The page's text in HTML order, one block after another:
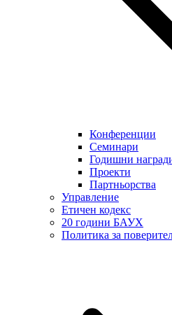
Конференции
Семинари
Годишни
Проекти
Партньорства
Управление
Етичен кодекс
20 години БАУХ
Политика за